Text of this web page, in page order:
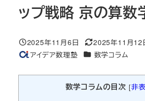
ップ戦略 京の算数
投稿日
2025年11月6日
更新日
2025年11月12
著
アイデア数理塾 カテゴリー
数学コラム
数学コラムの目次 [非